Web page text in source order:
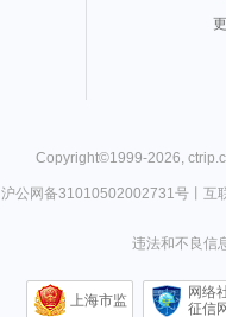
Copyright©1999-2026,
沪公网备31010502002731号丨 互
违法和不良信
上海市监
网络
征信